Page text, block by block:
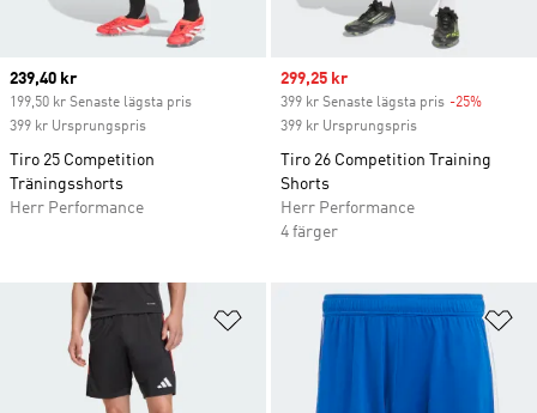
Current price
239,40 kr
199,50 kr Senaste lägsta pris
399 kr Ursprungspris
Tiro 25 Competition
Träningsshorts
Herr Performance
Sale price
299,25 kr
399 kr Senaste lägsta pris -25%
399 kr Ursprungspris
Tiro 26 Competition Training
Shorts
Herr Performance
4 färger
Lägg till på önskelistan